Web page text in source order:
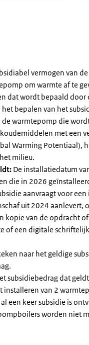
vermogen van
om warmte af te
dat wordt bepaald door
bepalen van het
de warmtepomp die
met een
Warming Potentiaal),
milieu.
De installatiedatum
die in 2026
aanvraagt voor
uit 2024 aanlevert,
kopie van de opdracht
of een digitale
naar het geldige
subsidiebedrag dat
van 2
een keer subsidie is
worden niet